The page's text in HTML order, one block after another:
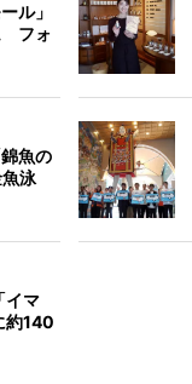
ル」
フォ
魚の
泳
イマ
約140